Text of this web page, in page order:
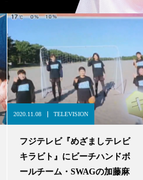
2020.11.08 TELEVISION
フジテレビ『めざましテレビ
キラビト』にビーチハンドボ
ールチーム・SWAGの加藤麻